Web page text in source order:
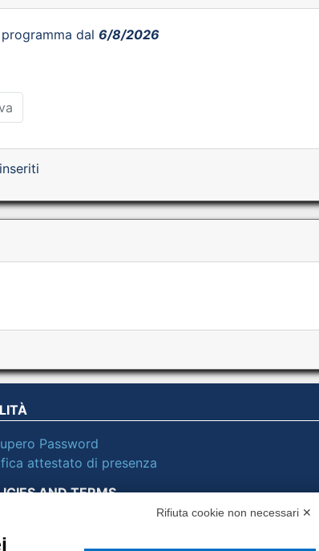
dal 6/8/2026
Password
attestato di presenza
AND TERMS
Rifiuta cookie non necessari ✕